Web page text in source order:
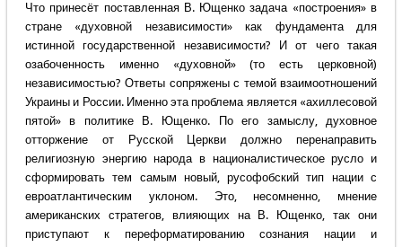
Что принесёт поставленная В. Ющенко задача «построения» в
стране «духовной независимости» как фундамента для
истинной государственной независимости? И от чего такая
озабоченность именно «духовной» (то есть церковной)
независимостью? Ответы сопряжены с темой взаимоотношений
Украины и России. Именно эта проблема является «ахиллесовой
пятой» в политике В. Ющенко. По его замыслу, духовное
отторжение от Русской Церкви должно перенаправить
религиозную энергию народа в националистическое русло и
сформировать тем самым новый, русофобский тип нации с
евроатлантическим уклоном. Это, несомненно, мнение
американских стратегов, влияющих на В. Ющенко, так они
приступают к переформатированию сознания нации и